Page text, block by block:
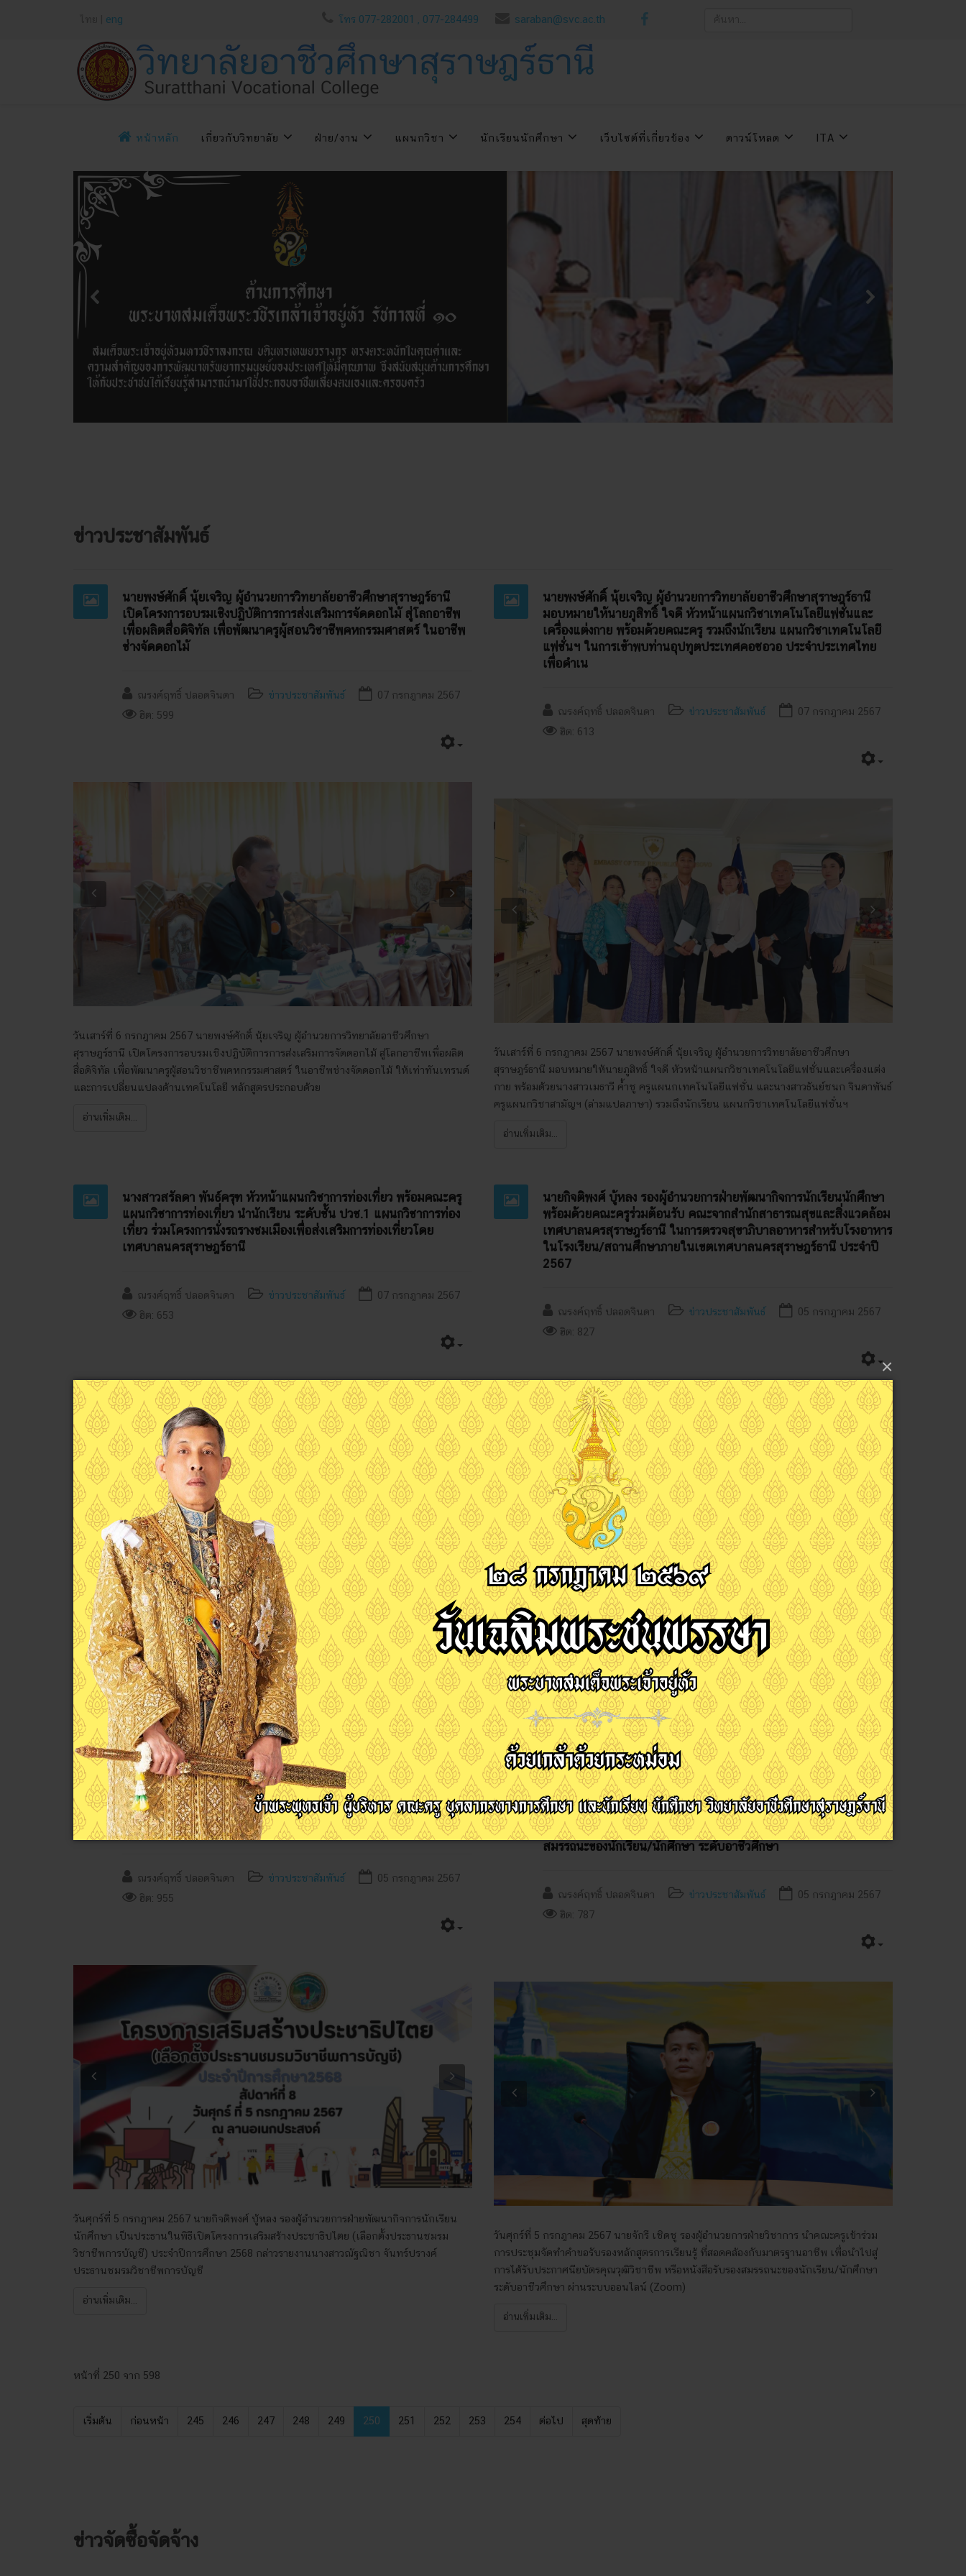
×
eng โทร 077-282001 , 077-284499 saraban@svc.ac.th
หน้าหลัก เกี่ยวกับวิทยาลัย ฝ่าย/งาน แผนกวิชา นักเรียนนักศึกษา เว็บไซต์ที่เกี่ยวข้อง ดาวน์โหลด ITA
ข่าวประชาสัมพันธ์
นายพงษ์ศักดิ์ นุ้ยเจริญ ผู้อำนวยการวิทยาลัยอาชีวศึกษาสุราษฎร์ธานี
เปิดโครงการอบรมเชิงปฏิบัติการการส่งเสริมการจัดดอกไม้ สู่โลกอาชีพ
เพื่อผลิตสื่อดิจิทัล เพื่อพัฒนาครูผู้สอนวิชาชีพคหกรรมศาสตร์ ในอาชีพ
ช่างจัดดอกไม้
ณรงค์ฤทธิ์ ปลอดจินดา ข่าวประชาสัมพันธ์
07 กรกฎาคม 2567
ฮิต: 599
Previous Next
วันเสาร์ที่ 6 กรกฎาคม 2567 นายพงษ์ศักดิ์ นุ้ยเจริญ ผู้อำนวยการวิทยาลัยอาชีวศึกษา
สุราษฎร์ธานี เปิดโครงการอบรมเชิงปฏิบัติการการส่งเสริมการจัดดอกไม้ สู่โลกอาชีพเพื่อผลิต
สื่อดิจิทัล เพื่อพัฒนาครูผู้สอนวิชาชีพคหกรรมศาสตร์ ในอาชีพช่างจัดดอกไม้ ให้เท่าทันเทรนด์
และการเปลี่ยนแปลงด้านเทคโนโลยี หลักสูตรประกอบด้วย
อ่านเพิ่มเติม...
นายพงษ์ศักดิ์ นุ้ยเจริญ ผู้อำนวยการวิทยาลัยอาชีวศึกษาสุราษฎร์ธานี
มอบหมายให้นายภูสิทธิ์ ใจดี หัวหน้าแผนกวิชาเทคโนโลยีแฟชั่นและ
เครื่องแต่งกาย พร้อมด้วยคณะครู รวมถึงนักเรียน แผนกวิชาเทคโนโลยี
แฟชั่นฯ ในการเข้าพบท่านอุปทูตประเทศคอซอวอ ประจำประเทศไทย
เพื่อดำเน
ณรงค์ฤทธิ์ ปลอดจินดา ข่าวประชาสัมพันธ์
07 กรกฎาคม 2567
ฮิต: 613
Previous Next
วันเสาร์ที่ 6 กรกฎาคม 2567 นายพงษ์ศักดิ์ นุ้ยเจริญ ผู้อำนวยการวิทยาลัยอาชีวศึกษา
สุราษฎร์ธานี มอบหมายให้นายภูสิทธิ์ ใจดี หัวหน้าแผนกวิชาเทคโนโลยีแฟชั่นและเครื่องแต่ง
กาย พร้อมด้วยนางสาวเมธาวี ค้ำชู ครูแผนกเทคโนโลยีแฟชั่น และนางสาวธันย์ชนก จินดาพันธ์
ครูแผนกวิชาสามัญฯ (ล่ามแปลภาษา) รวมถึงนักเรียน แผนกวิชาเทคโนโลยีแฟชั่นฯ
อ่านเพิ่มเติม...
นางสาวสรัลดา พันธ์ครุฑ หัวหน้าแผนกวิชาการท่องเที่ยว พร้อมคณะครู
แผนกวิชาการท่องเที่ยว นำนักเรียน ระดับชั้น ปวช.1 แผนกวิชาการท่อง
เที่ยว ร่วมโครงการนั่งรถรางชมเมืองเพื่อส่งเสริมการท่องเที่ยวโดย
เทศบาลนครสุราษฎร์ธานี
ณรงค์ฤทธิ์ ปลอดจินดา ข่าวประชาสัมพันธ์
07 กรกฎาคม 2567
ฮิต: 653
Previous Next
วันศุกร์ที่ 5 กรกฎาคม 2567 นางสาวสรัลดา พันธ์ครุฑ หัวหน้าแผนกวิชาการท่องเที่ยว พร้อม
ด้วยนางสาวณนิษรา ชูมณี และนายภัทธนาธันย์ จันทร์เที่ยง ครูแผนกวิชาการท่องเที่ยว นำ
นักเรียน ระดับชั้น ปวช.1 แผนกวิชาการท่องเที่ยว ร่วมโครงการนั่งรถรางชมเมืองเพื่อส่งเสริม
การท่องเที่ยวโดยเทศบาลนครสุราษฎร์ธานี
อ่านเพิ่มเติม...
นายกิจติพงศ์ บู้หลง รองผู้อำนวยการฝ่ายพัฒนากิจการนักเรียนนักศึกษา
พร้อมด้วยคณะครูร่วมต้อนรับ คณะจากสำนักสาธารณสุขและสิ่งแวดล้อม
เทศบาลนครสุราษฎร์ธานี ในการตรวจสุขาภิบาลอาหารสำหรับโรงอาหาร
ในโรงเรียน/สถานศึกษาภายในเขตเทศบาลนครสุราษฎร์ธานี ประจำปี
2567
ณรงค์ฤทธิ์ ปลอดจินดา ข่าวประชาสัมพันธ์
05 กรกฎาคม 2567
ฮิต: 827
Previous Next
วันศุกร์ที่ 5 กรกฎาคม 2567 นายกิจติพงศ์ บู้หลง รองผู้อำนวยการฝ่ายพัฒนากิจการนักเรียน
นักศึกษา พร้อมด้วยคณะครูร่วมต้อนรับ คณะจากสำนักสาธารณสุขและสิ่งแวดล้อม เทศบาลนคร
สุราษฎร์ธานี ในการตรวจสุขาภิบาลอาหารสำหรับโรงอาหารในโรงเรียน/สถานศึกษาภายใน
เขตเทศบาลนครสุราษฎร์ธานี ประจำปี 2567
อ่านเพิ่มเติม...
นายกิจติพงศ์ บู้หลง รองผู้อำนวยการฝ่ายพัฒนากิจการนักเรียนนักศึกษา
เป็นประธานในพิธีเปิดโครงการเสริมสร้างประชาธิปไตย (เลือกตั้ง
ประธานชมรมวิชาชีพการบัญชี) ประจำปีการศึกษา 2568
ณรงค์ฤทธิ์ ปลอดจินดา ข่าวประชาสัมพันธ์
05 กรกฎาคม 2567
ฮิต: 955
Previous Next
วันศุกร์ที่ 5 กรกฎาคม 2567 นายกิจติพงศ์ บู้หลง รองผู้อำนวยการฝ่ายพัฒนากิจการนักเรียน
นักศึกษา เป็นประธานในพิธีเปิดโครงการเสริมสร้างประชาธิปไตย (เลือกตั้งประธานชมรม
วิชาชีพการบัญชี) ประจำปีการศึกษา 2568 กล่าวรายงานนางสาวณัฐณิชา จันทร์ปรางค์
ประธานชมรมวิชาชีพการบัญชี
อ่านเพิ่มเติม...
นายจักรี เชิดชู รองผู้อำนวยการฝ่ายวิชาการ นำคณะครูเข้าร่วมการประชุม
จัดทำคำขอรับรองหลักสูตรการเรียนรู้ ที่สอดคล้องกับมาตรฐานอาชีพ
เพื่อนำไปสู่การได้รับประกาศนียบัตรคุณวุฒิวิชาชีพ หรือหนังสือรับรอง
สมรรถนะของนักเรียน/นักศึกษา ระดับอาชีวศึกษา
ณรงค์ฤทธิ์ ปลอดจินดา ข่าวประชาสัมพันธ์
05 กรกฎาคม 2567
ฮิต: 787
Previous Next
วันศุกร์ที่ 5 กรกฎาคม 2567 นายจักรี เชิดชู รองผู้อำนวยการฝ่ายวิชาการ นำคณะครูเข้าร่วม
การประชุมจัดทำคำขอรับรองหลักสูตรการเรียนรู้ ที่สอดคล้องกับมาตรฐานอาชีพ เพื่อนำไปสู่
การได้รับประกาศนียบัตรคุณวุฒิวิชาชีพ หรือหนังสือรับรองสมรรถนะของนักเรียน/นักศึกษา
ระดับอาชีวศึกษา ผ่านระบบออนไลน์ (Zoom)
อ่านเพิ่มเติม...
หน้าที่ 250 จาก 598
เริ่มต้น ก่อนหน้า 245 246 247 248 249 250 251 252 253 254 ต่อไป สุดท้าย
ข่าวจัดซื้อจัดจ้าง